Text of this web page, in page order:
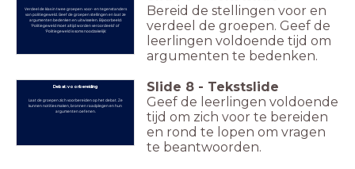
Verdeel de klas in twee groepen: voor- en tegenstanders
van politiegeweld. Geef de groepen stellingen en laat ze
argumenten bedenken en uitwisselen. Bijvoorbeeld:
'Politiegeweld moet altijd worden veroordeeld' of
'Politiegeweld is soms noodzakelijk'.
Bereid de stellingen voor en
verdeel de groepen. Geef de
leerlingen voldoende tijd om
argumenten te bedenken.
Debat: voorbereiding
Laat de groepen zich voorbereiden op het debat. Ze
kunnen notities maken, bronnen raadplegen en hun
argumenten oefenen.
Slide 8 - Tekstslide
Geef de leerlingen voldoende
tijd om zich voor te bereiden
en rond te lopen om vragen
te beantwoorden.